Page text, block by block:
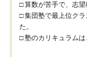
□ 算数が苦手で、志望
□ 集団塾で最上位ク
た。
□ 塾のカリキュラムは